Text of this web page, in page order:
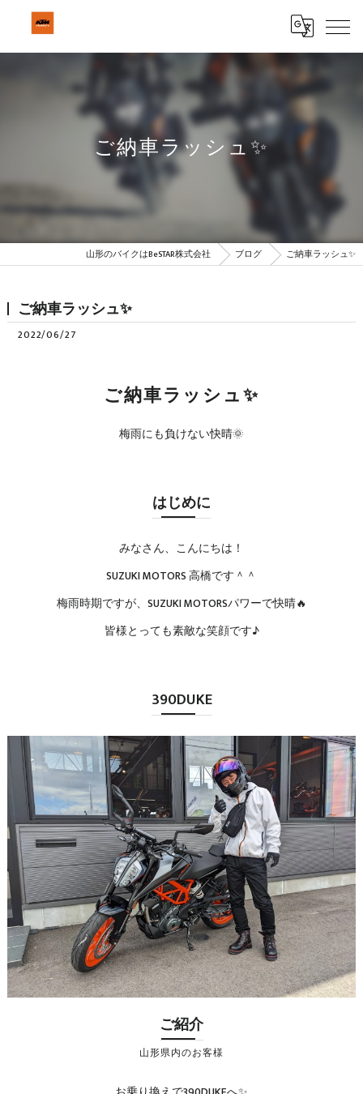
ご納車ラッシュ✨
山形のバイクはBeSTAR株式会社 ブログ ご納車ラッシュ✨
ご納車ラッシュ✨
2022/06/27
ご納車ラッシュ✨
梅雨にも負けない快晴🌞
はじめに
みなさん、こんにちは！
SUZUKI MOTORS 高橋です＾＾
梅雨時期ですが、SUZUKI MOTORSパワーで快晴🔥
皆様とっても素敵な笑顔です♪
390DUKE
ご紹介
山形県内のお客様